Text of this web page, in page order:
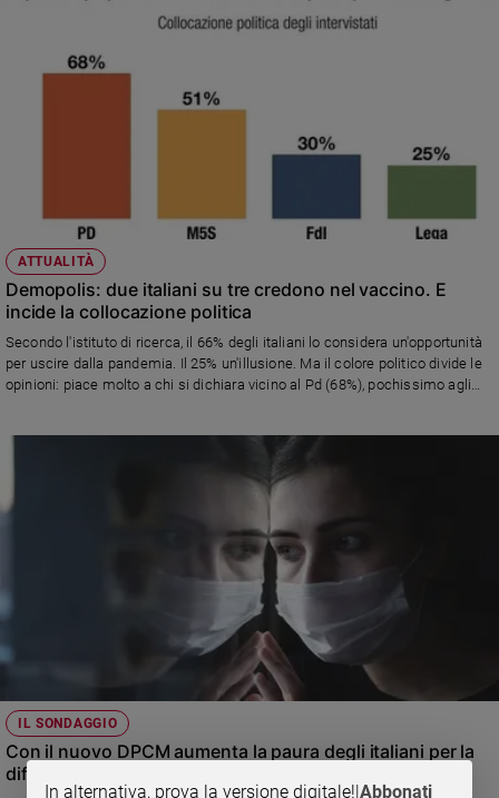
ATTUALITÀ
Demopolis: due italiani su tre credono nel vaccino. E
incide la collocazione politica
Secondo l'istituto di ricerca, il 66% degli italiani lo considera un'opportunità
per uscire dalla pandemia. Il 25% un'illusione. Ma il colore politico divide le
opinioni: piace molto a chi si dichiara vicino al Pd (68%), pochissimo agli
IL SONDAGGIO
Con il nuovo DPCM aumenta la paura degli italiani per la
diffusione del Covid
In alternativa, prova la versione digitale!|Abbonati